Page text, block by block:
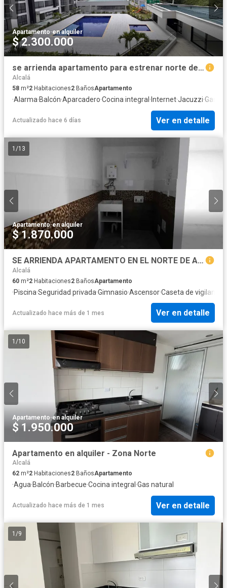
Apartamento·en alquiler
$ 2.300.000
se arrienda apartamento para estrenar norte de armenia
Alcalá
58 m²2 Habitaciones2 BañosApartamento
·Alarma·Balcón·Aparcadero·Cocina integral · Internet·Jacuzzi·Gas
Actualizado hace 6 días Ver en detalle
1 /13
Apartamento·en alquiler
$ 1.870.000
SE ARRIENDA APARTAMENTO EN EL NORTE DE ARMENIA
Alcalá
60 m²2 Habitaciones2 BañosApartamento
·Piscina·Seguridad privada·Gimnasio·Ascensor·Caseta de vigilancia
Actualizado hace más de 1 mes Ver en detalle
1 /10
Apartamento·en alquiler
$ 1.950.000
Apartamento en alquiler - Zona Norte
Alcalá
62 m²2 Habitaciones2 BañosApartamento
·Agua·Balcón·Barbecue·Cocina integral ·Gas natural
Actualizado hace más de 1 mes Ver en detalle
1 /9